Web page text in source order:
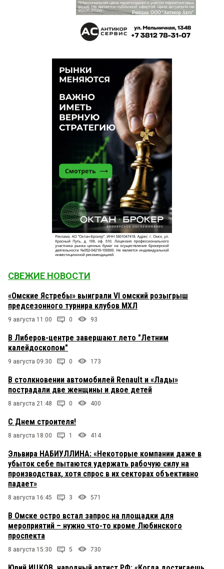
СВЕЖИЕ НОВОСТИ
«Омские Ястребы» выиграли VI омский розыгрыш
предсезонного турнира клубов МХЛ
9 августа 11:00 0 93
В Либеров-центре завершают лето "Летним
калейдоскопом"
9 августа 09:30 0 173
В столкновении автомобилей Renault и «Лады»
пострадали две женщины и двое детей
8 августа 21:48 0 400
С Днем строителя!
8 августа 18:00 1 414
Эльвира НАБИУЛЛИНА: «Некоторые компании даже в
убыток себе пытаются удержать рабочую силу на
производствах, хотя спрос в их секторах объективно
падает»
8 августа 16:45 3 571
В Омске остро встал запрос на площадки для
мероприятий – нужно что-то кроме Любинского
проспекта
8 августа 15:30 5 730